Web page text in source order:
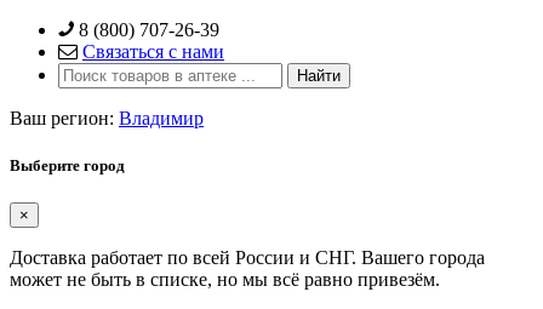
Skip
content
8 (800) 707-26-39
Связаться с нами
Ваш регион: Владимир
Выберите город
×
Доставка работает по всей России и СНГ. Вашего города
может не быть в списке, но мы всё равно привезём.